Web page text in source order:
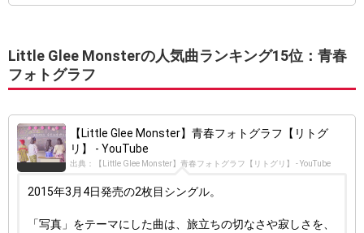
Little Glee Monsterの人気曲ランキング15位：青春
フォトグラフ
【Little Glee Monster】青春フォトグラフ【リトグ
リ】 - YouTube
出典：【Little Glee Monster】青春フォトグラフ【リトグリ】 - YouTube
2015年3月4日発売の2枚目シングル。
「写真」をテーマにした曲は、旅立ちの切なさや寂しさを、